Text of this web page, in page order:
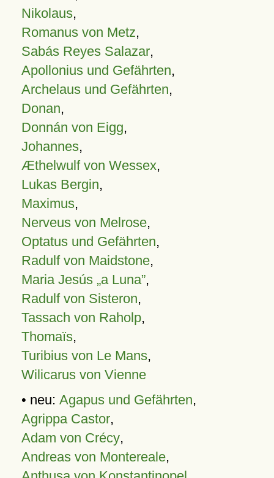
Nikolaus,
Romanus von Metz,
Sabás Reyes Salazar,
Apollonius und Gefährten,
Archelaus und Gefährten,
Donan,
Donnán von Eigg,
Johannes,
Æthelwulf von Wessex,
Lukas Bergin,
Maximus,
Nerveus von Melrose,
Optatus und Gefährten,
Radulf von Maidstone,
Maria Jesús „a Luna”,
Radulf von Sisteron,
Tassach von Raholp,
Thomaïs,
Turibius von Le Mans,
Wilicarus von Vienne
• neu: Agapus und Gefährten,
Agrippa Castor,
Adam von Crécy,
Andreas von Montereale,